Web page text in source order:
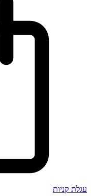
עגלת קניות